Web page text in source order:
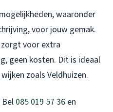
waaronder
voor jouw gemak.
zorgt voor extra
geen kosten. Dit is ideaal
zoals Veldhuizen.
085 019 57 36 en